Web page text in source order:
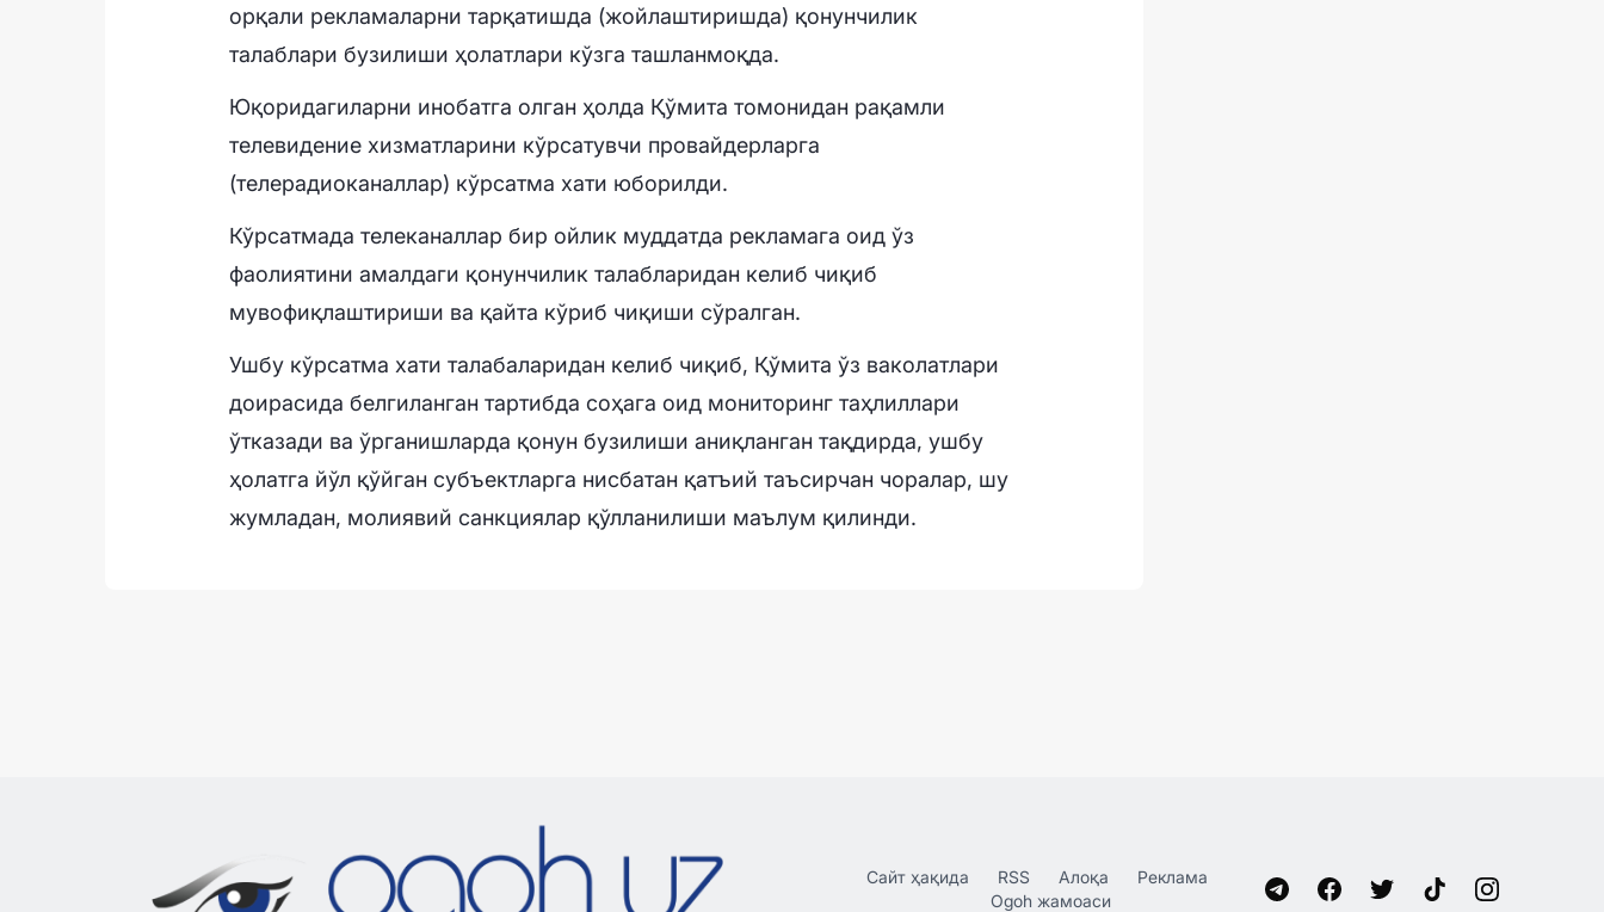
орқали рекламаларни тарқатишда (жойлаштиришда) қонунчилик
талаблари бузилиши ҳолатлари кўзга ташланмоқда.
Юқоридагиларни инобатга олган ҳолда Қўмита томонидан рақамли
телевидение хизматларини кўрсатувчи провайдерларга
(телерадиоканаллар) кўрсатма хати юборилди.
Кўрсатмада телеканаллар бир ойлик муддатда рекламага оид ўз
фаолиятини амалдаги қонунчилик талабларидан келиб чиқиб
мувофиқлаштириши ва қайта кўриб чиқиши сўралган.
Ушбу кўрсатма хати талабаларидан келиб чиқиб, Қўмита ўз ваколатлари
доирасида белгиланган тартибда соҳага оид мониторинг таҳлиллари
ўтказади ва ўрганишларда қонун бузилиши аниқланган тақдирда, ушбу
ҳолатга йўл қўйган субъектларга нисбатан қатъий таъсирчан чоралар, шу
жумладан, молиявий санкциялар қўлланилиши маълум қилинди.
Сайт ҳақида RSS Алоқа
Реклама
Ogoh жамоаси